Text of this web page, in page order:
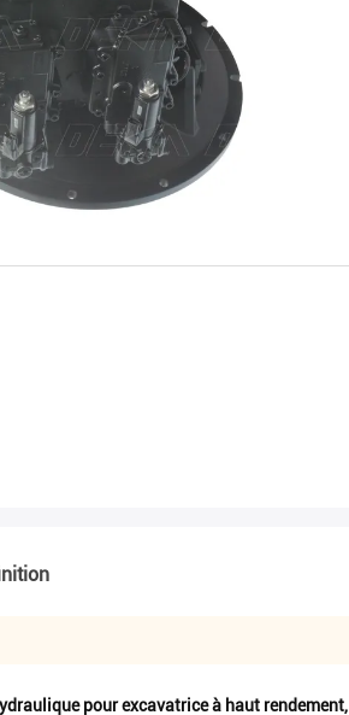
pour excavatrice à haut rendement,